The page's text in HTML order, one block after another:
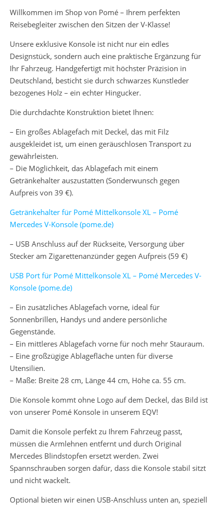
Willkommen im Shop von Pomé – Ihrem perfekten
Reisebegleiter zwischen den Sitzen der V-Klasse!
Unsere exklusive Konsole ist nicht nur ein edles
Designstück, sondern auch eine praktische Ergänzung für
Ihr Fahrzeug. Handgefertigt mit höchster Präzision in
Deutschland, besticht sie durch schwarzes Kunstleder
bezogenes Holz – ein echter Hingucker.
Die durchdachte Konstruktion bietet Ihnen:
– Ein großes Ablagefach mit Deckel, das mit Filz
ausgekleidet ist, um einen geräuschlosen Transport zu
gewährleisten.
– Die Möglichkeit, das Ablagefach mit einem
Getränkehalter auszustatten (Sonderwunsch gegen
Aufpreis von 39 €).
Getränkehalter für Pomé Mittelkonsole XL – Pomé
Mercedes V-Konsole (pome.de)
– USB Anschluss auf der Rückseite, Versorgung über
Stecker am Zigarettenanzünder gegen Aufpreis (59 €)
USB Port für Pomé Mittelkonsole XL – Pomé Mercedes V-
Konsole (pome.de)
– Ein zusätzliches Ablagefach vorne, ideal für
Sonnenbrillen, Handys und andere persönliche
Gegenstände.
– Ein mittleres Ablagefach vorne für noch mehr Stauraum.
– Eine großzügige Ablagefläche unten für diverse
Utensilien.
– Maße: Breite 28 cm, Länge 44 cm, Höhe ca. 55 cm.
Die Konsole kommt ohne Logo auf dem Deckel, das Bild ist
von unserer Pomé Konsole in unserem EQV!
Damit die Konsole perfekt zu Ihrem Fahrzeug passt,
müssen die Armlehnen entfernt und durch Original
Mercedes Blindstopfen ersetzt werden. Zwei
Spannschrauben sorgen dafür, dass die Konsole stabil sitzt
und nicht wackelt.
Optional bieten wir einen USB-Anschluss unten an, speziell